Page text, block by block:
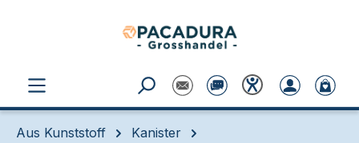
Aus Kunststoff
Kanister